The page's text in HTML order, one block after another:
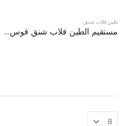
طين فلاب شنق
مستقيم الطين فلاب شنق قوس مجموعة XKJ-MFH-03-1/2